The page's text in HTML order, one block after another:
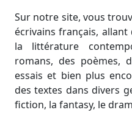
Sur notre site, vous
écrivains français,
la littérature
romans, des poèmes,
essais et bien plus
des textes dans divers
fiction, la fantasy, le